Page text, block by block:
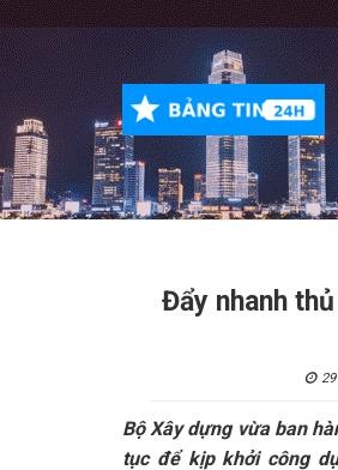
Skip
to
content
Đẩy nhanh
Bộ Xây dựng vừa ban
tục để kịp khởi công